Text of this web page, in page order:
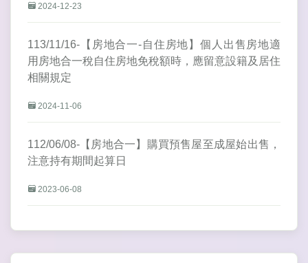
2024-12-23
113/11/16-【房地合一-自住房地】個人出售房地適
用房地合一稅自住房地免稅額時，應留意設籍及居住
相關規定
2024-11-06
112/06/08-【房地合一】購買預售屋至成屋始出售，
注意持有期間起算日
2023-06-08